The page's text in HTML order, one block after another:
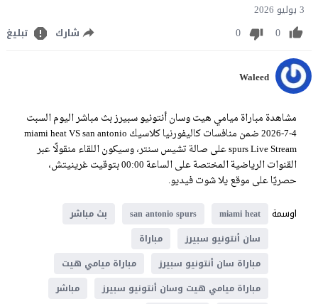
3 يوليو 2026
0
0 شارك تبليغ
Waleed
مشاهدة مباراة ميامي هيت وسان أنتونيو سبيرز بث مباشر اليوم السبت
4-7-2026 ضمن منافسات كاليفورنيا كلاسيك miami heat VS san antonio
spurs Live Stream على صالة تشيس سنتر، وسيكون اللقاء منقولًا عبر
القنوات الرياضية المختصة على الساعة 00:00 بتوقيت غرينيتش،
حصريًا على موقع يلا شوت فيديو.
اوسمة
miami heat
san antonio spurs
بث مباشر
سان أنتونيو سبيرز
مباراة
مباراة سان أنتونيو سبيرز
مباراة ميامي هيت
مباراة ميامي هيت وسان أنتونيو سبيرز
مباشر